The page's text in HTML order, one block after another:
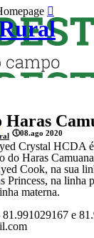

Haras
🕔08.ago 2020
Crystal HCDA
do Haras
Cook, na sua
Princess, na linha
materna.
e